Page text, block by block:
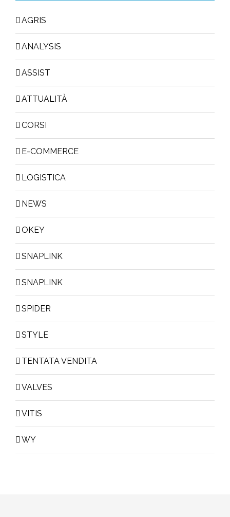
AGRIS
ANALYSIS
ASSIST
ATTUALITÀ
CORSI
E-COMMERCE
LOGISTICA
NEWS
OKEY
SNAPLINK
SNAPLINK
SPIDER
STYLE
TENTATA VENDITA
VALVES
VITIS
WY